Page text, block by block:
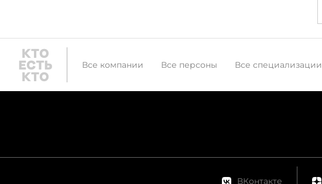
Все компании Все персоны Все специализации
ВКонтакте